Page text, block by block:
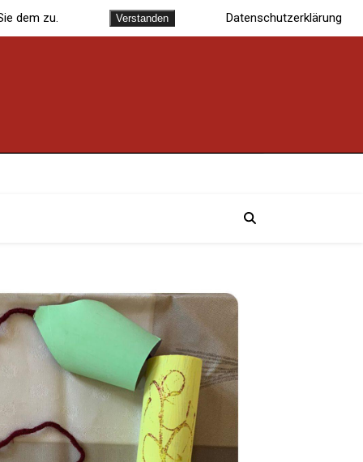
dem zu. Verstanden Datenschutzerklärung